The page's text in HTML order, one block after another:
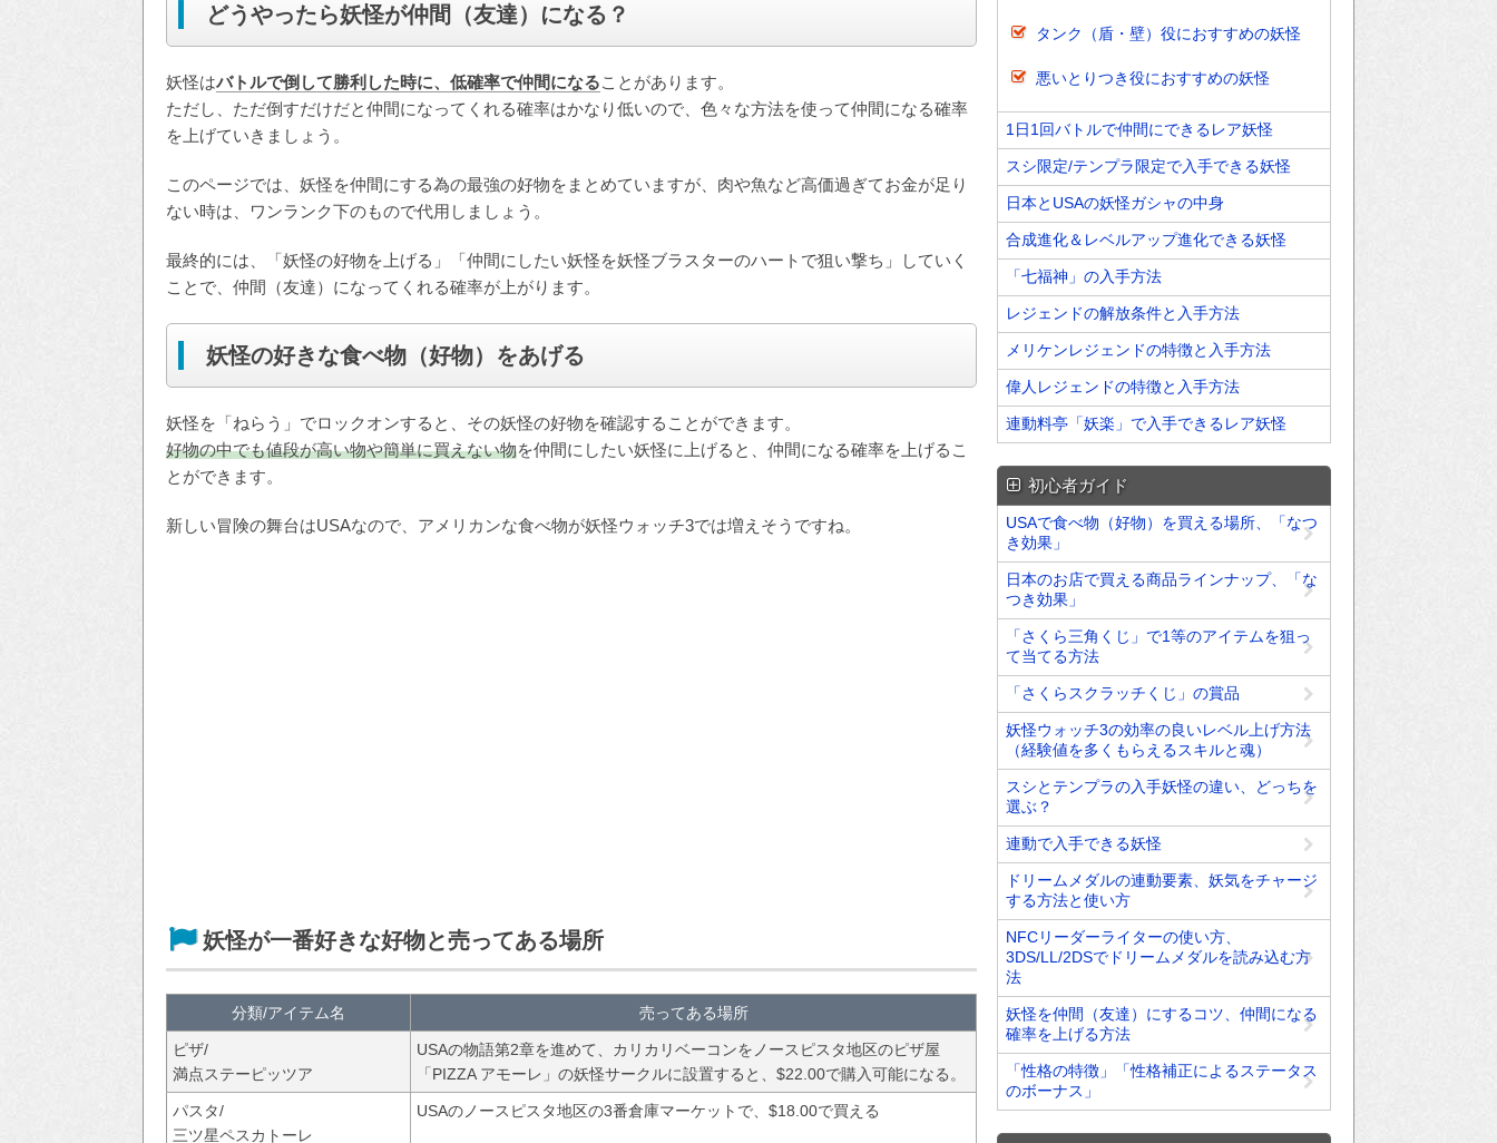
どうやったら妖怪が仲間（友達）になる？
妖怪はバトルで倒して勝利した時に、低確率で仲間になることがあります。
ただし、ただ倒すだけだと仲間になってくれる確率はかなり低いので、色々な方法を使って仲間になる確率
を上げていきましょう。
このページでは、妖怪を仲間にする為の最強の好物をまとめていますが、肉や魚など高価過ぎてお金が足り
ない時は、ワンランク下のもので代用しましょう。
最終的には、「妖怪の好物を上げる」「仲間にしたい妖怪を妖怪ブラスターのハートで狙い撃ち」していく
ことで、仲間（友達）になってくれる確率が上がります。
妖怪の好きな食べ物（好物）をあげる
妖怪を「ねらう」でロックオンすると、その妖怪の好物を確認することができます。
好物の中でも値段が高い物や簡単に買えない物を仲間にしたい妖怪に上げると、仲間になる確率を上げるこ
とができます。
新しい冒険の舞台はUSAなので、アメリカンな食べ物が妖怪ウォッチ3では増えそうですね。
妖怪が一番好きな好物と売ってある場所
分類/アイテム名 売ってある場所
ピザ/
満点ステーピッツア
USAの物語第2章を進めて、カリカリベーコンをノースピスタ地区のピザ屋
「PIZZA アモーレ」の妖怪サークルに設置すると、$22.00で購入可能になる。
パスタ/
三ツ星ペスカトーレ
USAのノースピスタ地区の3番倉庫マーケットで、$18.00で買える
タンク（盾・壁）役におすすめの妖怪
悪いとりつき役におすすめの妖怪
1日1回バトルで仲間にできるレア妖怪
スシ限定/テンプラ限定で入手できる妖怪
日本とUSAの妖怪ガシャの中身
合成進化＆レベルアップ進化できる妖怪
「七福神」の入手方法
レジェンドの解放条件と入手方法
メリケンレジェンドの特徴と入手方法
偉人レジェンドの特徴と入手方法
連動料亭「妖楽」で入手できるレア妖怪
初心者ガイド
USAで食べ物（好物）を買える場所、「なつ
き効果」
日本のお店で買える商品ラインナップ、「な
つき効果」
「さくら三角くじ」で1等のアイテムを狙っ
て当てる方法
「さくらスクラッチくじ」の賞品
妖怪ウォッチ3の効率の良いレベル上げ方法
（経験値を多くもらえるスキルと魂）
スシとテンプラの入手妖怪の違い、どっちを
選ぶ？
連動で入手できる妖怪
ドリームメダルの連動要素、妖気をチャージ
する方法と使い方
NFCリーダーライターの使い方、
3DS/LL/2DSでドリームメダルを読み込む方
法
妖怪を仲間（友達）にするコツ、仲間になる
確率を上げる方法
「性格の特徴」「性格補正によるステータス
のボーナス」